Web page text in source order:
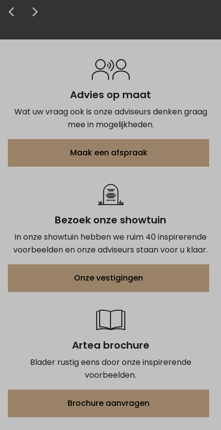
krijgen van het grafmonument.
prijs zeer concurrerend. Kortom de 5
afscheid.
Advies op maat
Wat uw vraag ook is onze adviseurs denken graag
mee in mogelijkheden.
Maak een afspraak
Bezoek onze showtuin
In onze showtuin hebben we ruim 40 inspirerende
voorbeelden en onze adviseurs staan voor u klaar.
Onze vestigingen
Artea brochure
Blader rustig eens door onze inspirerende
voorbeelden.
Brochure aanvragen